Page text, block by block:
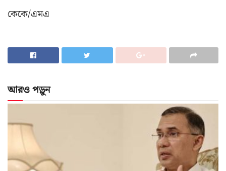
কেকে/এমএ
আরও পড়ুন